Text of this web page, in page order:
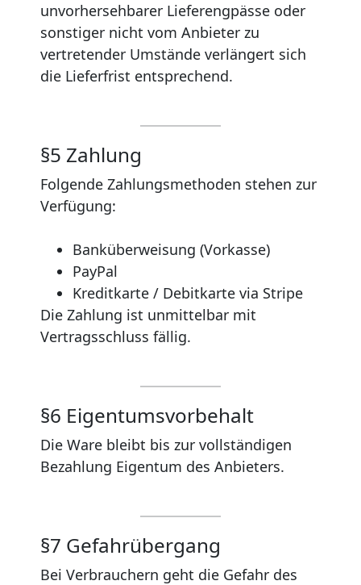
unvorhersehbarer Lieferengpässe oder
sonstiger nicht vom Anbieter zu
vertretender Umstände verlängert sich
die Lieferfrist entsprechend.
§5 Zahlung
Folgende Zahlungsmethoden stehen zur
Verfügung:
Banküberweisung (Vorkasse)
PayPal
Kreditkarte / Debitkarte via Stripe
Die Zahlung ist unmittelbar mit
Vertragsschluss fällig.
§6 Eigentumsvorbehalt
Die Ware bleibt bis zur vollständigen
Bezahlung Eigentum des Anbieters.
§7 Gefahrübergang
Bei Verbrauchern geht die Gefahr des